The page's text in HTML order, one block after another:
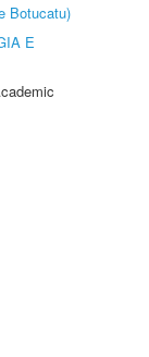
Botucatu)
E